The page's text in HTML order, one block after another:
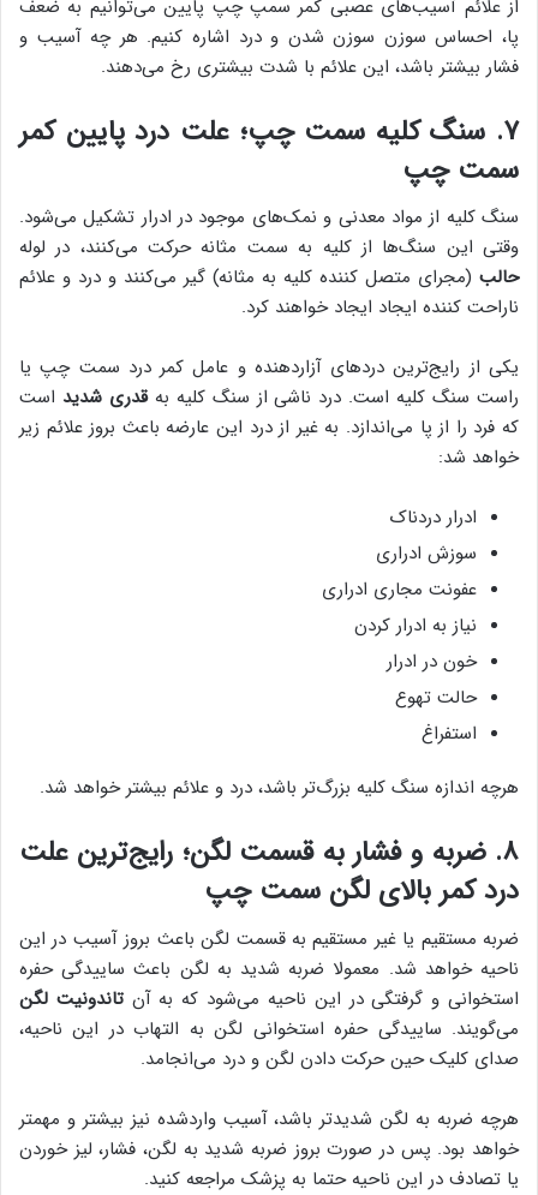
از علائم آسیب‌های عصبی کمر سمپ چپ پایین می‌توانیم به ضعف
پا، احساس سوزن سوزن شدن و درد اشاره کنیم. هر چه آسیب و
فشار بیشتر باشد، این علائم با شدت بیشتری رخ می‌دهند.
۷. سنگ کلیه سمت چپ؛ علت درد پایین کمر
سمت چپ
سنگ کلیه از مواد معدنی و نمک‌های موجود در ادرار تشکیل می‌شود.
وقتی این سنگ‌ها از کلیه به سمت مثانه حرکت می‌کنند، در لوله
حالب (مجرای متصل کننده کلیه به مثانه) گیر می‌کنند و درد و علائم
ناراحت کننده ایجاد ایجاد خواهند کرد.
یکی از رایج‌ترین دردهای آزاردهنده و عامل کمر درد سمت چپ یا
راست سنگ کلیه است. درد ناشی از سنگ کلیه بهقدری شدید است
که فرد را از پا می‌اندازد. به غیر از درد این عارضه باعث بروز علائم زیر
خواهد شد:
ادرار دردناک
سوزش ادراری
عفونت مجاری ادراری
نیاز به ادرار کردن
خون در ادرار
حالت تهوع
استفراغ
هرچه اندازه سنگ کلیه بزرگ‌تر باشد، درد و علائم بیشتر خواهد شد.
۸. ضربه و فشار به قسمت لگن؛ رایج‌ترین علت
درد کمر بالای لگن سمت چپ
ضربه مستقیم یا غیر مستقیم به قسمت لگن باعث بروز آسیب در این
ناحیه خواهد شد. معمولا ضربه شدید به لگن باعث ساییدگی حفره
استخوانی و گرفتگی در این ناحیه می‌شود که به آنتاندونیت لگن
می‌گویند. ساییدگی حفره استخوانی لگن به التهاب در این ناحیه،
صدای کلیک حین حرکت دادن لگن و درد می‌انجامد.
هرچه ضربه به لگن شدیدتر باشد، آسیب واردشده نیز بیشتر و مهمتر
خواهد بود. پس در صورت بروز ضربه شدید به لگن، فشار، لیز خوردن
یا تصادف در این ناحیه حتما به پزشک مراجعه کنید.